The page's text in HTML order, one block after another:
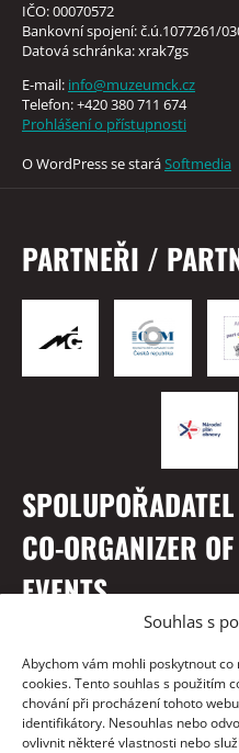
Souhlas s
Abychom vám mohli poskytnout
cookies. Tento souhlas s použitím
chování při procházení tohoto
identifikátory. Nesouhlas nebo
ovlivnit některé vlastnosti nebo
IČO: 00070572
Bankovní spojení: č.ú.1077261/
Datová schránka: xrak7gs
E-mail: info@muzeumck.cz
Telefon: +420 380 711 674
Prohlášení o přístupnosti
O WordPress se staráSoftmedia
PARTNEŘI /
CO-ORGANIZER
EVENTS